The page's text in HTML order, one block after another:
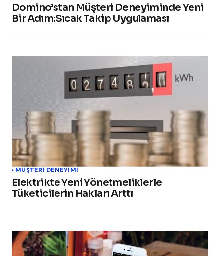
Domino’stan Müşteri Deneyiminde Yeni
Bir Adım:Sıcak Takip Uygulaması
MÜŞTERI DENEYIMI
Elektrikte Yeni Yönetmeliklerle
Tüketicilerin Hakları Arttı